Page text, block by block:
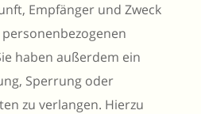
Empfänger und Zweck
haben außerdem ein
Sperrung oder
zu verlangen. Hierzu